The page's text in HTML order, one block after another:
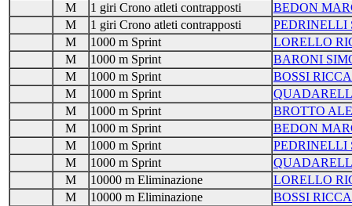
M
1 giri Crono atleti contrapposti
BEDON
M
1 giri Crono atleti contrapposti
PEDRINELLI
M
1000 m Sprint
LORELLO
M
1000 m Sprint
BARONI
M
1000 m Sprint
BOSSI
M
1000 m Sprint
M
1000 m Sprint
BROTTO
M
1000 m Sprint
BEDON
M
1000 m Sprint
PEDRINELLI
M
1000 m Sprint
M
10000 m Eliminazione
LORELLO
M
10000 m Eliminazione
BOSSI